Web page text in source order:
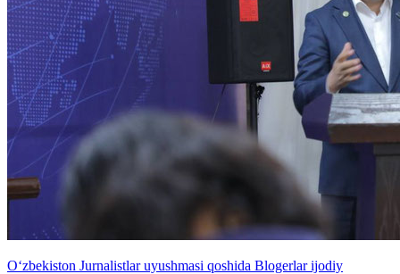
O‘zbekiston Jurnalistlar uyushmasi qoshida Blogerlar ijodiy